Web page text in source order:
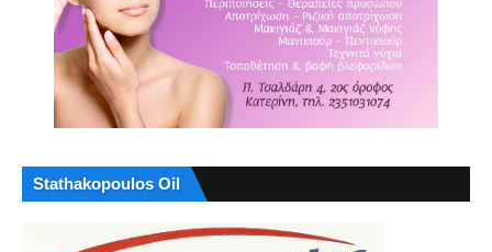
Stathakopoulos Oil